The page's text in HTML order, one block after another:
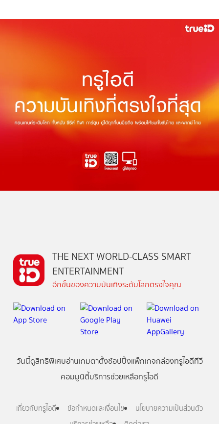
THE NEXT WORLD-CLASS SMART
ENTERTAINMENT
อีกขั้นของความบันเทิงระดับโลกตรงใจคุณ
วันนี้ดูสิทธิพิเศษอ่านเกมตาตั้งช้อปปิ้งแพ็กเกจกล่องทรูไอดีทีวี
คอมมูนิตี้บริการช่วยเหลือทรูไอดี
เกี่ยวกับทรูไอดี ข้อกำหนดและเงื่อนไข
นโยบายความเป็นส่วนตัว